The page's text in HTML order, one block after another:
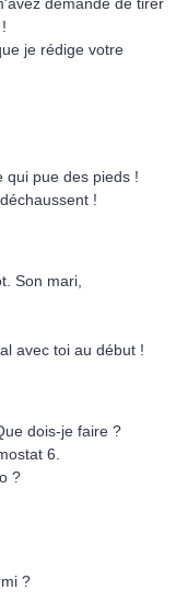
je rédige votre
qui pue des pieds !
!
Son mari,
avec toi au début !
dois-je faire ?
6.
?
?